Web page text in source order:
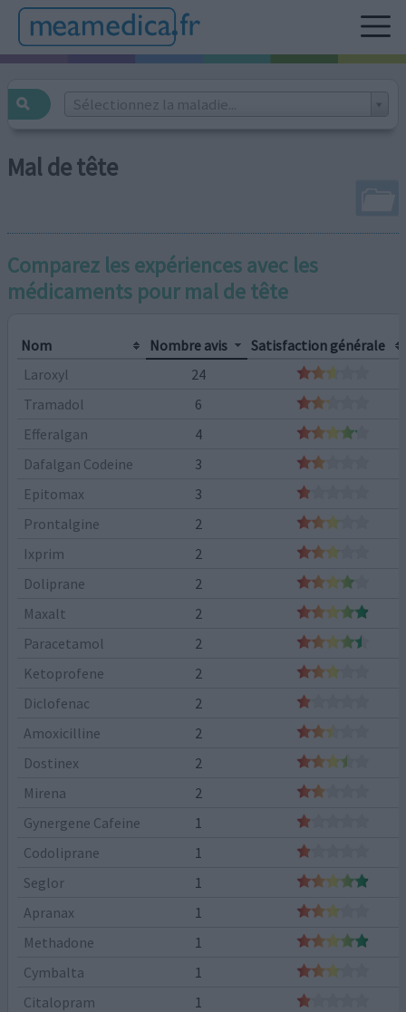
Sélectionnez la maladie...
Mal de tête
Comparez les expériences avec les
médicaments pour mal de tête
Nom Nombre avis
Satisfaction générale
Laroxyl
24
Tramadol
6
Efferalgan
4
Dafalgan Codeine
3
Epitomax
3
Prontalgine
2
Ixprim
2
Doliprane
2
Maxalt
2
Paracetamol
2
Ketoprofene
2
Diclofenac
2
Amoxicilline
2
Dostinex
2
Mirena
2
Gynergene Cafeine
1
Codoliprane
1
Seglor
1
Apranax
1
Methadone
1
Cymbalta
1
Citalopram
1